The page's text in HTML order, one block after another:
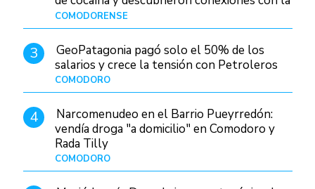
Patagonia
COMODORENSE
3
GeoPatagonia pagó solo el 50% de los
salarios y crece la tensión con Petroleros
COMODORO
4
Narcomenudeo en el Barrio Pueyrredón:
vendía droga "a domicilio" en Comodoro y
Rada Tilly
COMODORO